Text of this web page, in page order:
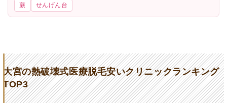
蕨
せんげん台
大宮の熱破壊式医療脱毛安いクリニックランキング
TOP3